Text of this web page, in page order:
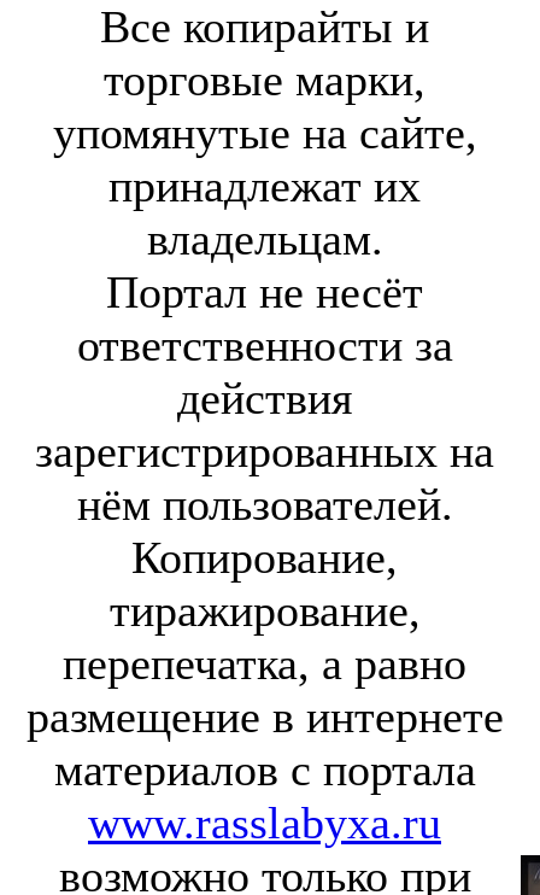
Все копирайты и
торговые марки,
упомянутые на сайте,
принадлежат их
владельцам.
Портал не несёт
ответственности за
действия
зарегистрированных на
нём пользователей.
Копирование,
тиражирование,
перепечатка, а равно
размещение в интернете
материалов с портала
www.rasslabyxa.ru
возможно только при